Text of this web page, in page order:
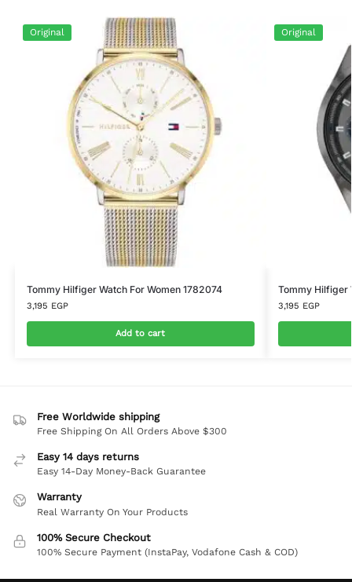
Original
Tommy Hilfiger Watch For Women 1782074
3,195 EGP
Add to cart
Original
Tommy Hilfiger
3,195 EGP
Free Worldwide shipping
Free Shipping On All Orders Above $300
Easy 14 days returns
Easy 14-Day Money-Back Guarantee
Warranty
Real Warranty On Your Products
100% Secure Checkout
100% Secure Payment (InstaPay, Vodafone Cash & COD)